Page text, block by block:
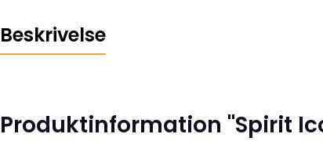
Beskrivelse
Produktinformation "Spirit